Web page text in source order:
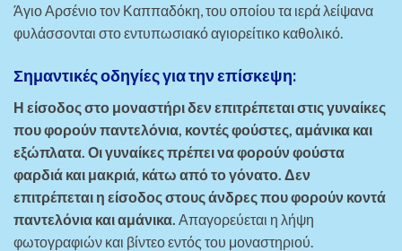
Άγιο Αρσένιο τον Καππαδόκη, του οποίου τα ιερά λείψανα
φυλάσσονται στο εντυπωσιακό αγιορείτικο καθολικό.
Σημαντικές οδηγίες για την επίσκεψη:
Η είσοδος στο μοναστήρι δεν επιτρέπεται στις γυναίκες
που φορούν παντελόνια, κοντές φούστες, αμάνικα και
εξώπλατα. Οι γυναίκες πρέπει να φορούν φούστα
φαρδιά και μακριά, κάτω από το γόνατο. Δεν
επιτρέπεται η είσοδος στους άνδρες που φορούν κοντά
παντελόνια και αμάνικα. Απαγορεύεται η λήψη
φωτογραφιών και βίντεο εντός του μοναστηριού.